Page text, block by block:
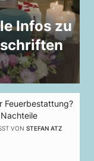
Infos zu
Feuerbestattung?
VON STEFAN ATZ